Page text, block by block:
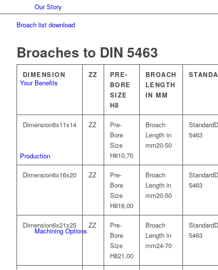
Our Story
Your Benefits
Production
Machining Options
Broach list download
Broaches to DIN 5463
DIMENSION ZZ
PRE-
BORE
SIZE
H8
BROACH
LENGTH
IN MM
6x11x14
10,70
20-50
5463
6x16x20
16,00
20-50
5463
6x21x25
21,00
24-70
5463